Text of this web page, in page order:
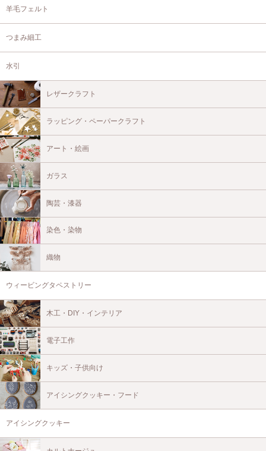
羊毛フェルト
つまみ細工
水引
レザークラフト
ラッピング・ペーパークラフト
アート・絵画
ガラス
陶芸・漆器
染色・染物
織物
ウィービングタペストリー
木工・DIY・インテリア
電子工作
キッズ・子供向け
アイシングクッキー・フード
アイシングクッキー